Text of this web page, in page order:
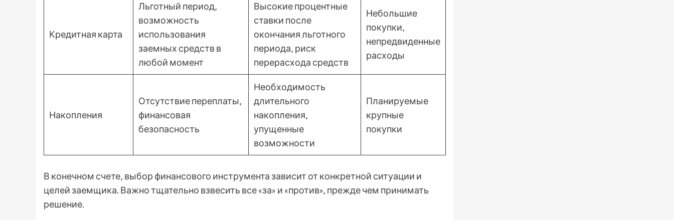
Кредитная карта
Льготный период‚
возможность
использования
заемных средств в
любой момент
Высокие процентные
ставки после
окончания льготного
периода‚ риск
перерасхода средств
Небольшие
покупки‚
непредвиденные
расходы
Накопления
Отсутствие переплаты‚
финансовая
безопасность
Необходимость
длительного
накопления‚
упущенные
возможности
Планируемые
крупные
покупки
В конечном счете‚ выбор финансового инструмента зависит от конкретной ситуации и
целей заемщика. Важно тщательно взвесить все «за» и «против»‚ прежде чем принимать
решение.